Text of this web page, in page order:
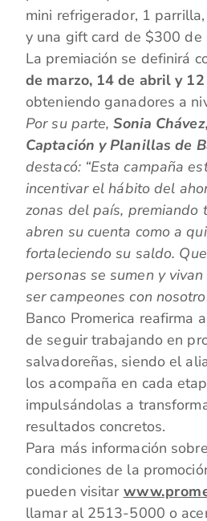
mini refrigerador, 1
y una gift card de $300 de
La premiación se definirá
de marzo, 14 de abril y
obteniendo ganadores a
Por su parte,Sonia
Captación y Planillas de
destacó: “Esta campaña
incentivar el hábito del
zonas del país, premiando
abren su cuenta como a
fortaleciendo su saldo.
personas se sumen y
ser campeones con
Banco Promerica reafirma
de seguir trabajando en
salvadoreñas, siendo el
los acompaña en cada
impulsándolas a
resultados concretos.
Para más información
condiciones de la
pueden visitar
llamar al 2513-5000 o